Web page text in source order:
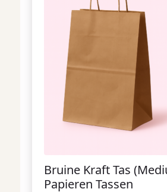
Bruine Kraft Tas
Papieren Tassen